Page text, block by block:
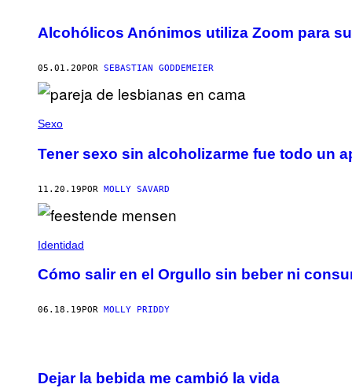
Alcohólicos Anónimos utiliza Zoom para
05.01.20 POR SEBASTIAN GODDEMEIER
Sexo
Tener sexo sin alcoholizarme fue todo un
11.20.19POR MOLLY SAVARD
Identidad
Cómo salir en el Orgullo sin beber ni
06.18.19 POR MOLLY PRIDDY
Dejar la bebida me cambió la vida